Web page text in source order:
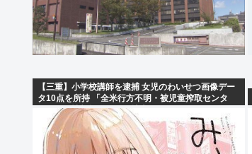
【三重】小学校講師を逮捕 女児のわいせつ画像デー
タ10点を所持 「全米行方不明・被児童搾取センタ
ー」から情報提供があり捜査